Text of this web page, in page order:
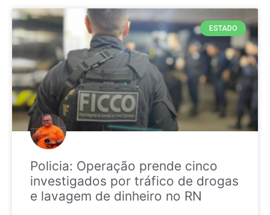
ESTADO
Policia: Operação prende cinco
investigados por tráfico de drogas
e lavagem de dinheiro no RN